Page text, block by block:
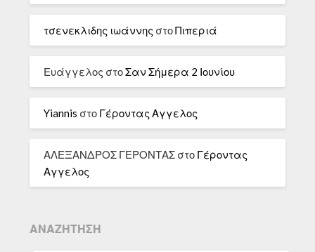
τσενεκλιδης ιωάννης στοΠιπεριά
Ευάγγελος στοΣαν Σήμερα 2 Ιουνίου
Yiannis στο Γέροντας Αγγελος
ΑΛΕΞΑΝΔΡΟΣ ΓΕΡΟΝΤΑΣ στο Γέροντας
Αγγελος
ΑΝΑΖΉΤΗΣΗ